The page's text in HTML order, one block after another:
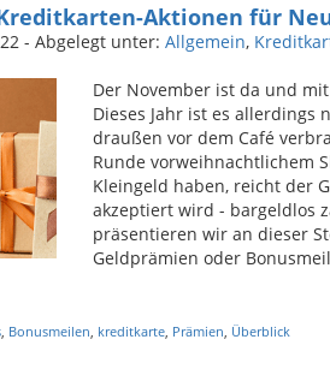
Aktionen für
- Abgelegt unter: Allgemein,
Der November ist da und
Dieses Jahr ist es allerdings
draußen vor dem Café
Runde vorweihnachtlichem
Kleingeld haben, reicht der
akzeptiert wird - bargeldlos
präsentieren wir an dieser
Geldprämien oder
Bonusmeilen kreditkarte Prämien Überblick